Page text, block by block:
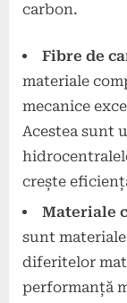
carbon.
Fibre de
materiale
mecanice
Acestea sunt
crește
Materiale
sunt
diferitelor
performanță